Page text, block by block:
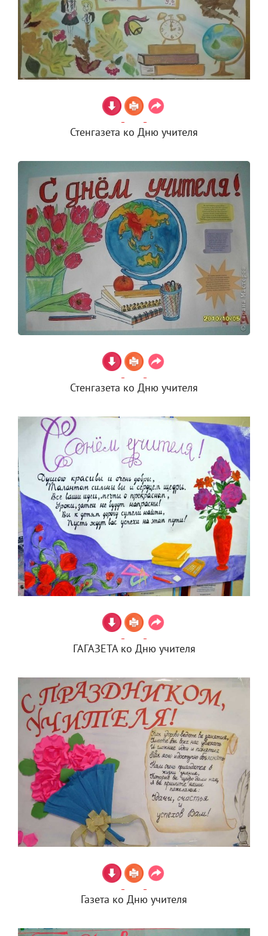
Стенгазета ко Дню учителя
Стенгазета ко Дню учителя
ГАГАЗЕТА ко Дню учителя
Газета ко Дню учителя